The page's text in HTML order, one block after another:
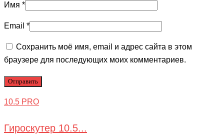
Имя *
Email *
Сохранить моё имя, email и адрес сайта в этом
браузере для последующих моих комментариев.
10.5 PRO
Гироскутер 10.5...